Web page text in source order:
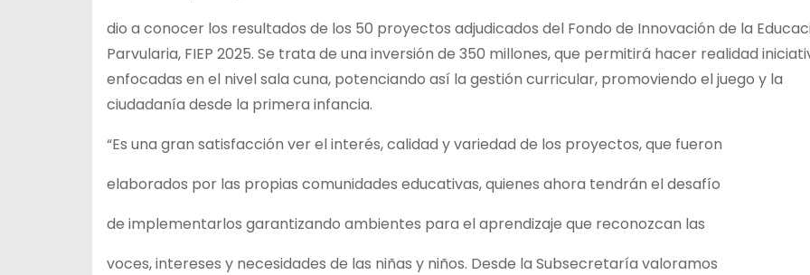
dio a conocer los resultados de los 50 proyectos adjudicados del Fondo de Innovación de la
Parvularia, FIEP 2025. Se trata de una inversión de 350 millones, que permitirá hacer realidad
enfocadas en el nivel sala cuna, potenciando así la gestión curricular, promoviendo el juego y la
ciudadanía desde la primera infancia.
“Es una gran satisfacción ver el interés, calidad y variedad de los proyectos, que fueron
elaborados por las propias comunidades educativas, quienes ahora tendrán el desafío
de implementarlos garantizando ambientes para el aprendizaje que reconozcan las
voces, intereses y necesidades de las niñas y niños. Desde la Subsecretaría valoramos